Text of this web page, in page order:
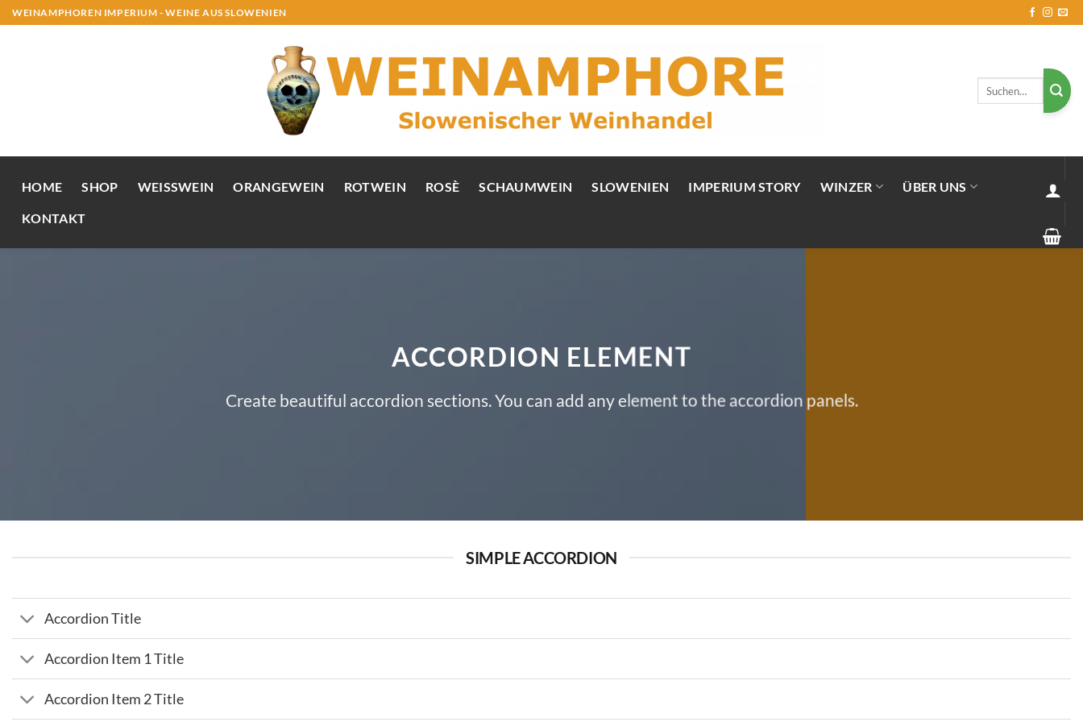
Zum
Inhalt
WEINAMPHOREN IMPERIUM - WEINE AUS SLOWENIEN
HOME SHOP WEISSWEIN ORANGEWEIN ROTWEIN ROSÈ SCHAUMWEIN SLOWENIEN IMPERIUM STORY WINZER ÜBER UNS
KONTAKT
ACCORDION ELEMENT
Create beautiful accordion sections. You can add any element to the accordion panels.
SIMPLE ACCORDION
Accordion Title
Accordion Item 1 Title
Accordion Item 2 Title